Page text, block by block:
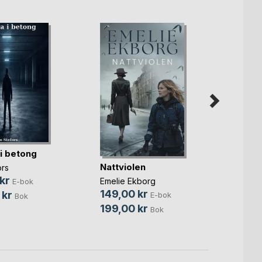
betong
E-bok
kr Bok
Nattviolen
Emelie Ekborg
149,00 kr E-bok
199,00 kr Bok